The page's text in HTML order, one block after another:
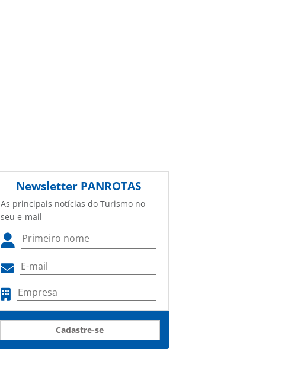
Newsletter PANROTAS
As principais notícias do Turismo no
seu e-mail
Cadastre-se